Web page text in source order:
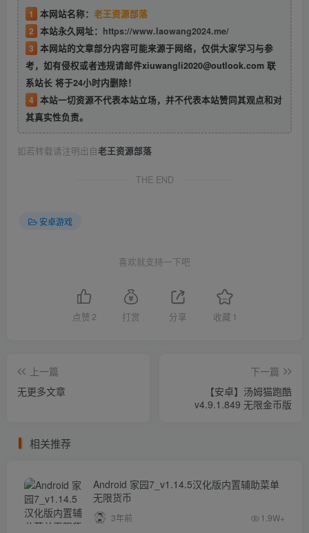
1 本网站名称： 老王资源部落
2 本站永久网址： https://www.laowang2024.me/
3 本网站的文章部分内容可能来源于网络，仅供大家学习与参
考，如有侵权或者违规请邮件xiuwangli2020@outlook.com 联
系站长 将于24小时内删除！
4 本站一切资源不代表本站立场，并不代表本站赞同其观点和对
其真实性负责。
如若转载请注明出自老王资源部落
THE END
安卓游戏
喜欢就支持一下吧
点赞 2 打赏 分享 收藏 1
上一篇
无更多文章
下一篇
【安卓】汤姆猫跑酷
v4.9.1.849 无限金币版
相关推荐
Android 家园7_v1.14.5汉化版内置辅助菜单
无限货币
3年前 1.9W+